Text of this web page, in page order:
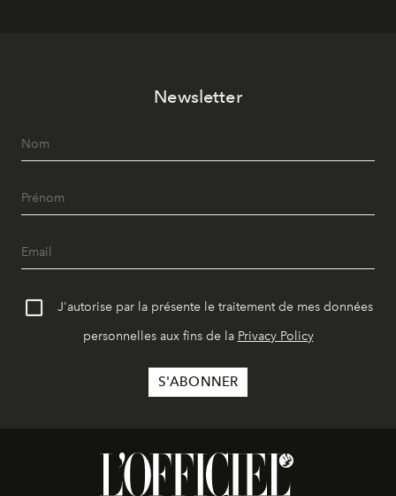
Newsletter
J'autorise par la présente le traitement de mes données
personnelles aux fins de la Privacy Policy